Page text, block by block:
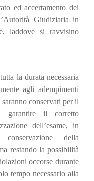
ed accertamento dei
Giudiziaria in
laddove si ravvisino
la durata necessaria
agli adempimenti
conservati per il
garantire il corretto
dell’esame, in
della
restando la possibilità
occorse durante
tempo necessario alla